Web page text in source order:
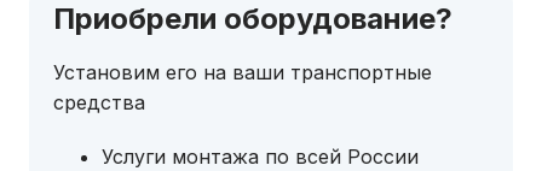
Приобрели оборудование?
Установим его на ваши транспортные
средства
Услуги монтажа по всей России